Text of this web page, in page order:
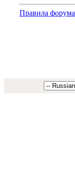
Правила форума